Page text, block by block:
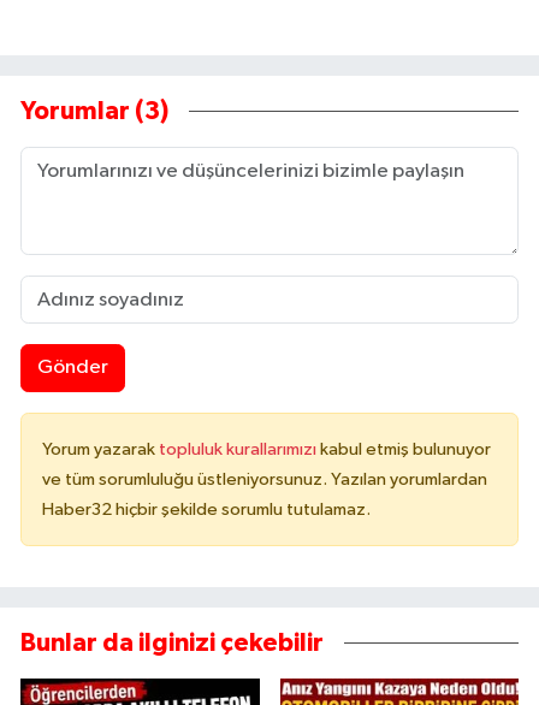
Yorumlar (3)
Gönder
Yorum yazarak topluluk kurallarımızı kabul etmiş bulunuyor
ve tüm sorumluluğu üstleniyorsunuz. Yazılan yorumlardan
Haber32 hiçbir şekilde sorumlu tutulamaz.
Bunlar da ilginizi çekebilir